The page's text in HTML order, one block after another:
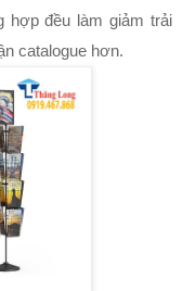
hợp đều làm giảm trải
catalogue hơn.